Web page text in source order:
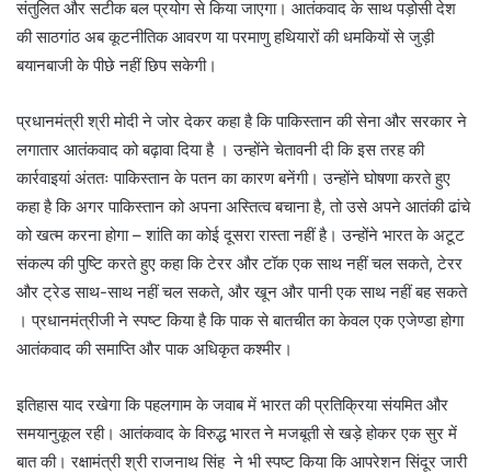
संतुलित और सटीक बल प्रयोग से किया जाएगा। आतंकवाद के साथ पड़ोसी देश
की साठगांठ अब कूटनीतिक आवरण या परमाणु हथियारों की धमकियों से जुड़ी
बयानबाजी के पीछे नहीं छिप सकेगी।
प्रधानमंत्री श्री मोदी ने जोर देकर कहा है कि पाकिस्तान की सेना और सरकार ने
लगातार आतंकवाद को बढ़ावा दिया है । उन्होंने चेतावनी दी कि इस तरह की
कार्रवाइयां अंततः पाकिस्तान के पतन का कारण बनेंगी। उन्होंने घोषणा करते हुए
कहा है कि अगर पाकिस्तान को अपना अस्तित्व बचाना है, तो उसे अपने आतंकी ढांचे
को खत्म करना होगा – शांति का कोई दूसरा रास्ता नहीं है। उन्होंने भारत के अटूट
संकल्प की पुष्टि करते हुए कहा कि टेरर और टॉक एक साथ नहीं चल सकते, टेरर
और ट्रेड साथ-साथ नहीं चल सकते, और खून और पानी एक साथ नहीं बह सकते
। प्रधानमंत्रीजी ने स्‍पष्‍ट किया है कि पाक से बातचीत का केवल एक एजेण्‍डा होगा
आतंकवाद की समाप्ति और पाक अधिकृत कश्‍मीर।
इतिहास याद रखेगा कि पहलगाम के जवाब में भारत की प्रतिक्रिया संयमित और
समयानुकूल रही। आतंकवाद के विरुद्ध भारत ने मजबूती से खड़े होकर एक सुर में
बात की। रक्षामंत्री श्री राजनाथ सिंह ने भी स्‍पष्‍ट किया कि आपरेशन सिंदूर जारी